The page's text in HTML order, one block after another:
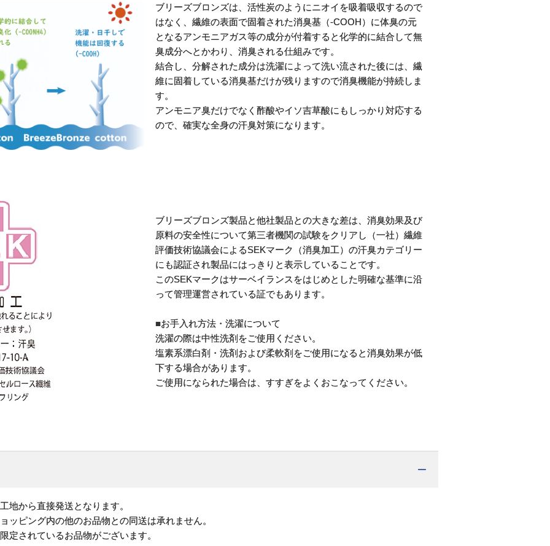
ブリーズブロンズは、活性炭のようにニオイを吸着吸収するので
はなく、繊維の表面で固着された消臭基（-COOH）に体臭の元
となるアンモニアガス等の成分が付着すると化学的に結合して無
臭成分へとかわり、消臭される仕組みです。
結合し、分解された成分は洗濯によって洗い流された後には、繊
維に固着している消臭基だけが残りますので消臭機能が持続しま
す。
アンモニア臭だけでなく酢酸やイソ吉草酸にもしっかり対応する
ので、確実な全身の汗臭対策になります。
ブリーズブロンズ製品と他社製品との大きな差は、消臭効果及び
原料の安全性について第三者機関の試験をクリアし（一社）繊維
評価技術協議会によるSEKマーク（消臭加工）の汗臭カテゴリー
にも認証され製品にはっきりと表示していることです。
このSEKマークはサーベイランスをはじめとした明確な基準に沿
って管理運営されている証でもあります。
■お手入れ方法・洗濯について
洗濯の際は中性洗剤をご使用ください。
塩素系漂白剤・洗剤および柔軟剤をご使用になると消臭効果が低
下する場合があります。
ご使用になられた場合は、すすぎをよくおこなってください。
地から直接発送となります。
ッピング内の他のお品物との同送は承れません。
定されているお品物がございます。